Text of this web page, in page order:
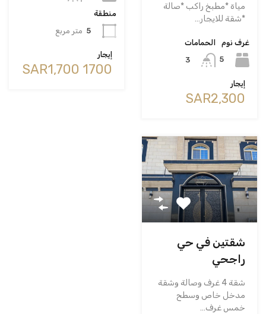
مياة *مطبخ راكب *صالة
*شقة للايجار…
غرف نوم
5
الحمامات
3
إيجار
‪SAR2,300
منطقة
5 متر مربع
إيجار
‪SAR1,700 1700
شقتين في حي
راجحي
شقة 4 غرف وصالة وشقة
مدخل خاص وسطح
خمس غرف…